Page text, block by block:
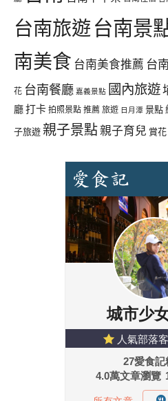
台南旅遊台南景
南美食 台南美食推薦 台
花 台南餐廳 嘉義景點 國內旅遊
廳打卡 拍照景點 推薦 旅遊 日月潭 景點
子旅遊 親子景點親子育兒 賞花